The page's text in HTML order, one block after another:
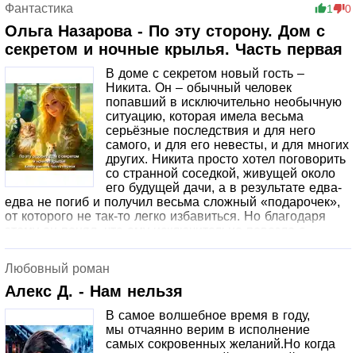
его помощь будет весьма кстати!Крамеш летит по
заданию Соколовского в леса, где обитают необычные
змеи – живойты, которые оказались настолько
неразумны, что посмели укусить ворона, за что и
поплатились. Но пока Крамеш выздоравливал, в дом с
секретом вернулся нежданный гость – Геннадий. Он,
побывав в исконных землях, не только не женился, но
ещё и усложнил своё положение. Впрочем, в доме с
секретом и ему найдётся применение.
Фантастика 1 0
Ольга Назарова - По эту сторону. Дом с
секретом и ночные крылья. Часть первая
В доме с секретом новый гость –
Никита. Он – обычный человек
попавший в исключительно необычную
ситуацию, которая имела весьма
серьёзные последствия и для него
самого, и для его невесты, и для многих
других. Никита просто хотел поговорить
со странной соседкой, живущей около
его будущей дачи, а в результате едва-
едва не погиб и получил весьма сложный «подарочек»,
от которого не так-то легко избавиться. Но благодаря
непременно получит! У Татьяны тоже немалые
перемены – в дом с секретом прибыла очень серьёзная
и талантливая особа, которая решила, что Таня ей
подходит в качестве хозяйки, и начала вполне
заслуженно третировать Терентия.А в довершении
всего, пропала Аури. Кто бы знал, что нежная лисичка
Любовный роман
Алекс Д. - Нам нельзя
В самое волшебное время в году,
мы отчаянно верим в исполнение
самых сокровенных желаний.Но когда